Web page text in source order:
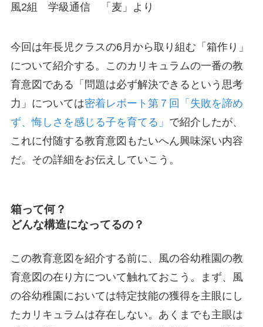
風2組 学級通信 「麦」より
今回は年長児クラスの6月から取り組む「箱作り」
について紹介する。このカリキュラムの一番の教
育意図である「問題は必ず解決できるという思考
力」については密着レポート第７回「失敗を諦め
ず、悔しさを感じる子を育てる」 で紹介したが、
これに付随する教育意図もたいへん興味深い内容
だ。その詳細をお伝えしていこう。
箱って何？
どんな構造になってるの？
この教育意図を紹介する前に、風の谷幼稚園の教
育意図の在り方について触れておこう。まず、風
の谷幼稚園においては特定技能の獲得を主眼にし
たカリキュラムは存在しない。あくまでも主眼は